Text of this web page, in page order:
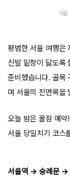
서울
평범한 서울 여행은
신발 밑창이 닳도록
준비했습니다. 골목
며 서울의 진면목을
오늘 밤은 꿀잠 예
서울 당일치기 코스
서울역 → 숭례문 →